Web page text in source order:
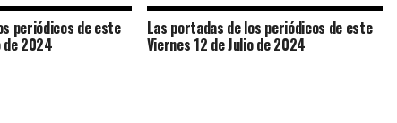
periódicos de este
de 2024
Las portadas de los periódicos de este
Viernes 12 de Julio de 2024